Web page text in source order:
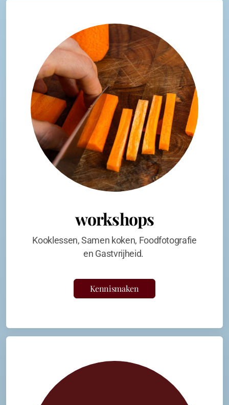
workshops
Kooklessen, Samen koken, Foodfotografie
en Gastvrijheid.
Kennismaken